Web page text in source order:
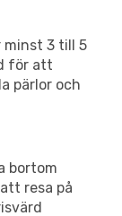
minst 3 till 5
för att
pärlor och
bortom
resa på